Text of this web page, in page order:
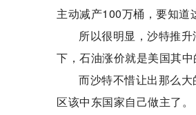
主动减产100万桶，要知道
所以很明显，沙特推
下，石油涨价就是美国其中
而沙特不惜让出那么
区该中东国家自己做主了。